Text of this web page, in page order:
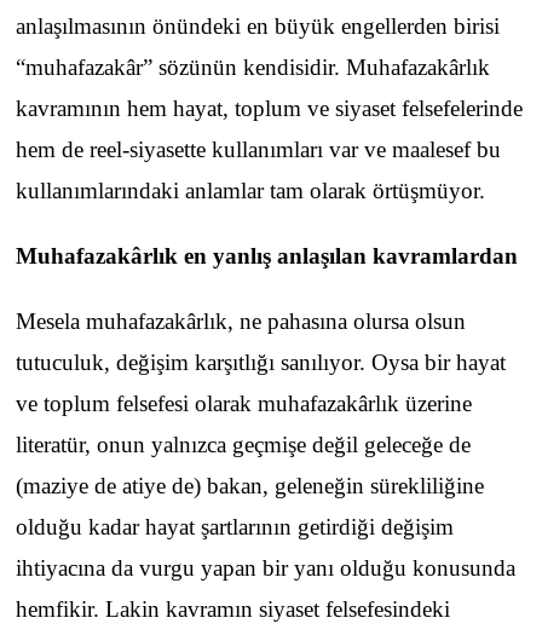
anlaşılmasının önündeki en büyük engellerden birisi
“muhafazakâr” sözünün kendisidir. Muhafazakârlık
kavramının hem hayat, toplum ve siyaset felsefelerinde
hem de reel-siyasette kullanımları var ve maalesef bu
kullanımlarındaki anlamlar tam olarak örtüşmüyor.
Muhafazakârlık en yanlış anlaşılan kavramlardan
Mesela muhafazakârlık, ne pahasına olursa olsun
tutuculuk, değişim karşıtlığı sanılıyor. Oysa bir hayat
ve toplum felsefesi olarak muhafazakârlık üzerine
literatür, onun yalnızca geçmişe değil geleceğe de
(maziye de atiye de) bakan, geleneğin sürekliliğine
olduğu kadar hayat şartlarının getirdiği değişim
ihtiyacına da vurgu yapan bir yanı olduğu konusunda
hemfikir. Lakin kavramın siyaset felsefesindeki